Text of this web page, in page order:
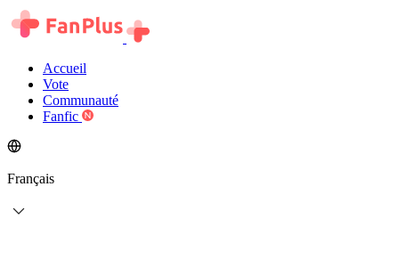
Accueil
Vote
Communauté
Fanfic
Français